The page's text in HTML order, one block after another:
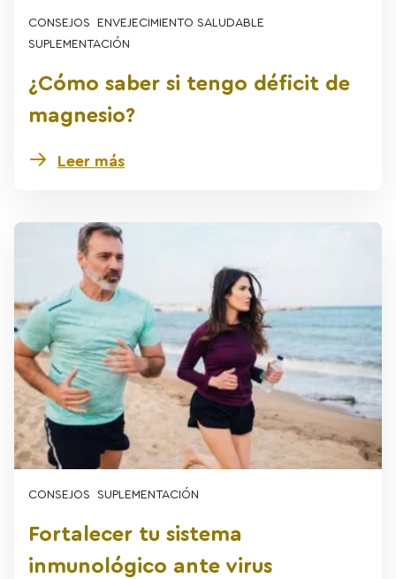
CONSEJOS
ENVEJECIMIENTO SALUDABLE
SUPLEMENTACIÓN
¿Cómo saber si tengo déficit de
magnesio?
Leer más
CONSEJOS SUPLEMENTACIÓN
Fortalecer tu sistema
inmunológico ante virus